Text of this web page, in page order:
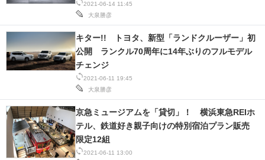
2021-06-14 11:45
大泉勝彦
2021-06-11 19:45
大泉勝彦
キター!! トヨタ、新型「ランドクルーザー」初
公開 ランクル70周年に14年ぶりのフルモデル
チェンジ
2021-06-11 13:00
京急ミュージアムを「貸切」！ 横浜東急REIホ
テル、鉄道好き親子向けの特別宿泊プラン販売
限定12組